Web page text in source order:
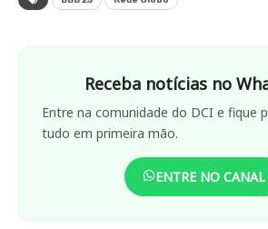
Receba notícias no
Entre na comunidade do DCI e fique
tudo em primeira mão.
ENTRE NO CANAL